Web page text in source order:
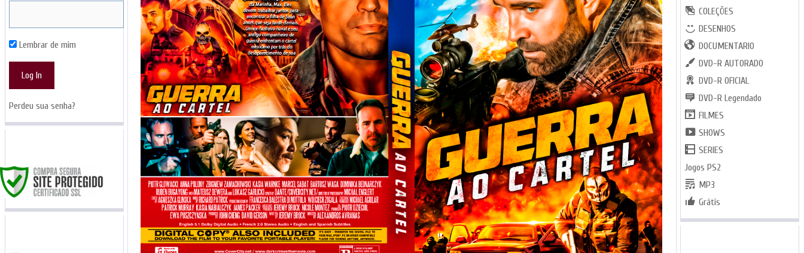
Lembrar de mim
Perdeu sua senha?
COLEÇÕES
DESENHOS
DOCUMENTARIO
DVD-R AUTORADO
DVD-R OFICIAL
DVD-R Legendado
FILMES
SHOWS
SERIES
Jogos PS2
MP3
Grátis